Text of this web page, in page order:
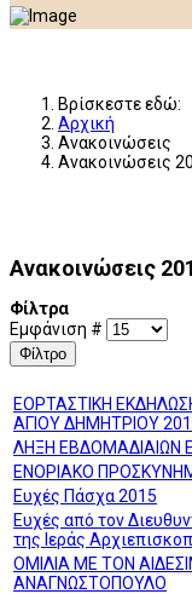
Βρίσκεστε εδώ:
Αρχική
Ανακοινώσεις
Ανακοινώσεις
Ανακοινώσεις
Φίλτρα
Εμφάνιση #
Φίλτρο
ΕΟΡΤΑΣΤΙΚΗ
ΑΓΙΟΥ ΔΗΜΗΤΡΙΟΥ
ΛΗΞΗ ΕΒΔΟΜΑΔΙΑΙΩΝ
ΕΝΟΡΙΑΚΟ
Ευχές Πάσχα 2015
Ευχές από τον
της Ιεράς
ΟΜΙΛΙΑ ΜΕ ΤΟΝ
ΑΝΑΓΝΩΣΤΟΠΟΥΛΟ